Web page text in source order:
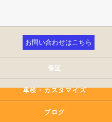
お問い合わせはこちら
保証
車検・カスタマイズ
ブログ